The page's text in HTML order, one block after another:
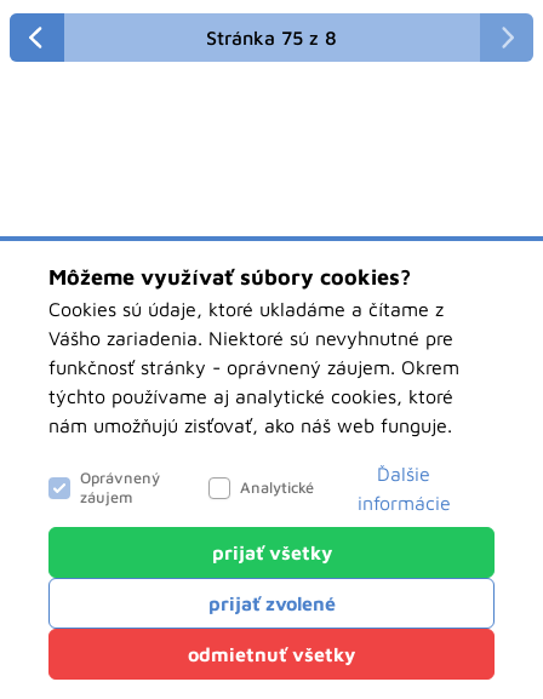
Stránka 75 z 8
objednavky.pawbolsk.sk
Klientský servis
Powered bynet.biz
Môžeme využívať súbory cookies?
Cookies sú údaje, ktoré ukladáme a čítame z
Vášho zariadenia. Niektoré sú nevyhnutné pre
funkčnosť stránky - oprávnený záujem. Okrem
týchto používame aj analytické cookies, ktoré
nám umožňujú zisťovať, ako náš web funguje.
Oprávnený
záujem
Analytické
Ďalšie
informácie
Analytické
Tieto cookies nám slúžia na zisťovanie
anonymných údajov o návštevnosti nášho webu.
Môžu hovoriť o tom, odkiaľ ste k nám prišli, o
prijať všetky
prijať zvolené
odmietnuť všetky